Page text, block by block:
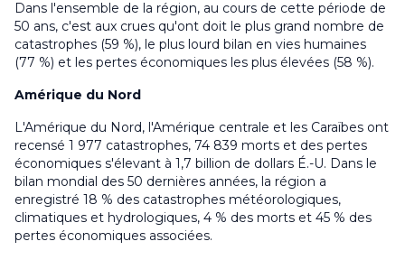
Dans l'ensemble de la région, au cours de cette période de
50 ans, c'est aux crues qu'ont doit le plus grand nombre de
catastrophes (59 %), le plus lourd bilan en vies humaines
(77 %) et les pertes économiques les plus élevées (58 %).
Amérique du Nord
L'Amérique du Nord, l'Amérique centrale et les Caraïbes ont
recensé 1 977 catastrophes, 74 839 morts et des pertes
économiques s'élevant à 1,7 billion de dollars É.-U. Dans le
bilan mondial des 50 dernières années, la région a
enregistré 18 % des catastrophes météorologiques,
climatiques et hydrologiques, 4 % des morts et 45 % des
pertes économiques associées.